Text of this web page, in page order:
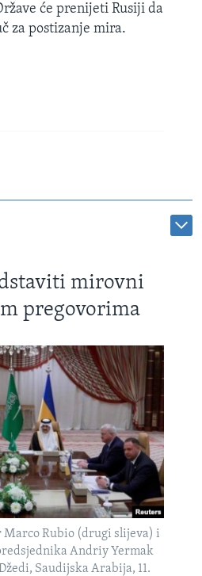
će prenijeti Rusiji da
za postizanje mira.
mirovni
pregovorima
Rubio (drugi slijeva) i
Andriy Yermak
Saudijska Arabija, 11.